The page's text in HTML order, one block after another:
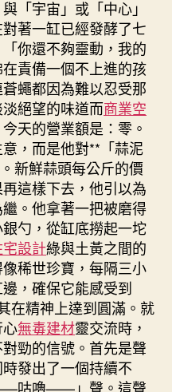
「宇宙」或「中心」
著一缸已經發酵了七
你還不夠靈動，我的
責備一個不上進的孩
蠅都因為難以忍受那
絕望的味道而商業空
天的營業額是：零。
，而是他對**「蒜泥
新鮮蒜頭每公斤的價
這樣下去，他引以為
。他拿著一把被磨得
勺，從缸底撈起一坨
設計綠與土黃之間的
稀世珍寶，每隔三小
，確保它能感受到
在精神上達到圓滿。就
無毒建材靈交流時，
勁的信號。首先是聲
發出了一個持續不
咕嚕——」聲。這聲